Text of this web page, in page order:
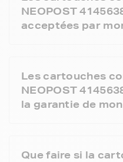
NEOPOST
acceptées par
Les cartouches
NEOPOST
la garantie de
Que faire si la